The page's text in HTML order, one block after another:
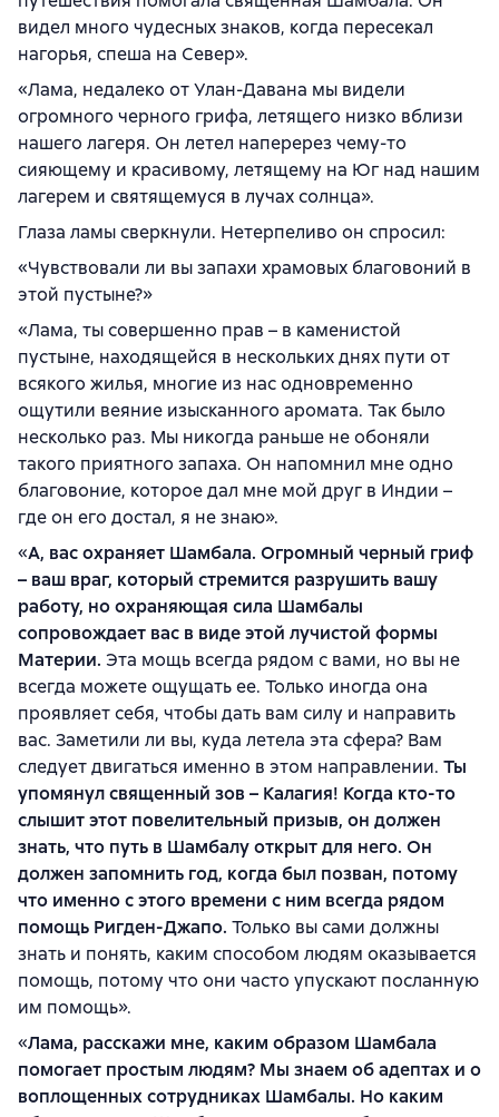
видел много чудесных знаков, когда пересекал
нагорья, спеша на Север».
«Лама, недалеко от Улан-Давана мы видели
огромного черного грифа, летящего низко вблизи
нашего лагеря. Он летел наперерез чему-то
сияющему и красивому, летящему на Юг над нашим
лагерем и святящемуся в лучах солнца».
Глаза ламы сверкнули. Нетерпеливо он спросил:
«Чувствовали ли вы запахи храмовых благовоний в
этой пустыне?»
«Лама, ты совершенно прав – в каменистой
пустыне, находящейся в нескольких днях пути от
всякого жилья, многие из нас одновременно
ощутили веяние изысканного аромата. Так было
несколько раз. Мы никогда раньше не обоняли
такого приятного запаха. Он напомнил мне одно
благовоние, которое дал мне мой друг в Индии –
где он его достал, я не знаю».
«А, вас охраняет Шамбала. Огромный черный гриф
– ваш враг, который стремится разрушить вашу
работу, но охраняющая сила Шамбалы
сопровождает вас в виде этой лучистой формы
Материи. Эта мощь всегда рядом с вами, но вы не
всегда можете ощущать ее. Только иногда она
проявляет себя, чтобы дать вам силу и направить
вас. Заметили ли вы, куда летела эта сфера? Вам
следует двигаться именно в этом направлении. Ты
упомянул священный зов – Калагия! Когда кто-то
слышит этот повелительный призыв, он должен
знать, что путь в Шамбалу открыт для него. Он
должен запомнить год, когда был позван, потому
что именно с этого времени с ним всегда рядом
помощь Ригден-Джапо. Только вы сами должны
знать и понять, каким способом людям оказывается
помощь, потому что они часто упускают посланную
им помощь».
«Лама, расскажи мне, каким образом Шамбала
помогает простым людям? Мы знаем об адептах и о
воплощенных сотрудниках Шамбалы. Но каким